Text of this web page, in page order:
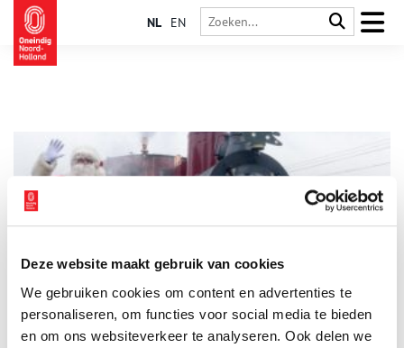
Deze website maakt gebruik van cookies
We gebruiken cookies om content en advertenties te
personaliseren, om functies voor social media te bieden
en om ons websiteverkeer te analyseren. Ook delen we
NL EN
In de gezelligste tijd van het jaar rijdt de Museumstoomtram
Hoorn-Medemblik Kerst Expres. Ga mee en proef de echte
kerstsfeer met het hele gezin, familie of vrienden!